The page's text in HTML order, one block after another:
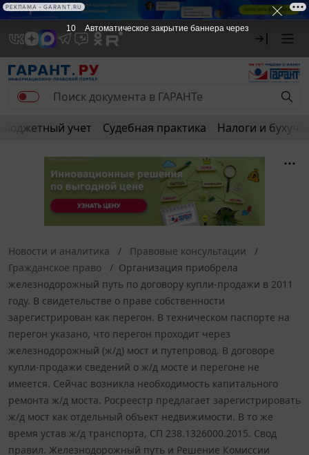
Бюджетный учет Судебная практика Налоги и
Новости и аналитика
Правовые консультации
Гражданское право
Организация приобрела
железнодорожный путь по договору купли-продажи в 2011
году. В свидетельстве о праве собственности
зарегистрирован как перегон. В техническом паспорте на
перегон указано, что перегон проходит через
железнодорожный (ж/д) мост и путепровод. В договоре
купли-продажи сведений о ж/д мосте и перегоне не
имеется. Сейчас возникла необходимость капитального
ремонта ж/д моста. Росреестр предлагает зарегистрировать
ж/д мост как отдельный объект недвижимости. В то же
время устав ж/д транспорта, СП 238.1326000.2015. Свод
правил. Железнодорожный путь и Решение Комиссии
10 Автоматическое закрытие баннера через
РЕКЛАМА • GARANT.RU